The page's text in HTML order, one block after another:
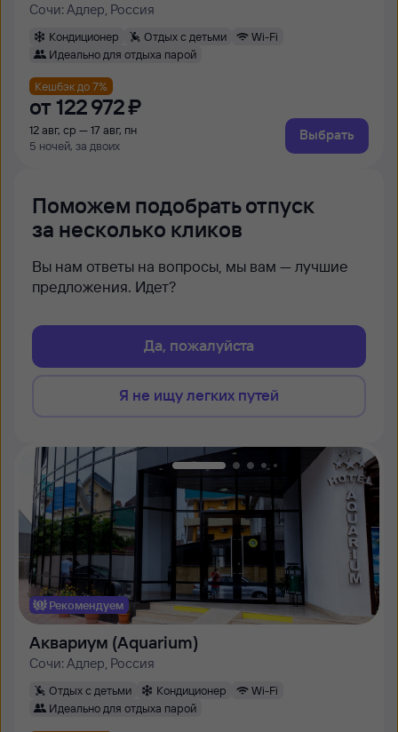
Сочи: Адлер, Россия
Кондиционер Отдых с детьми
Wi-Fi
Идеально для отдыха парой
Кешбэк до 7%
от 122 ⁠972 ⁠₽
12 авг, ср — 17 авг, пн
5 ночей, за двоих
Выбрать
Поможем подобрать отпуск
за несколько кликов
Вы нам ответы на вопросы, мы вам — лучшие
предложения. Идет?
Да, пожалуйста
Я не ищу легких путей
Рекомендуем
Аквариум (Aquarium)
Сочи: Адлер, Россия
Отдых с детьми Кондиционер
Wi-Fi
Идеально для отдыха парой